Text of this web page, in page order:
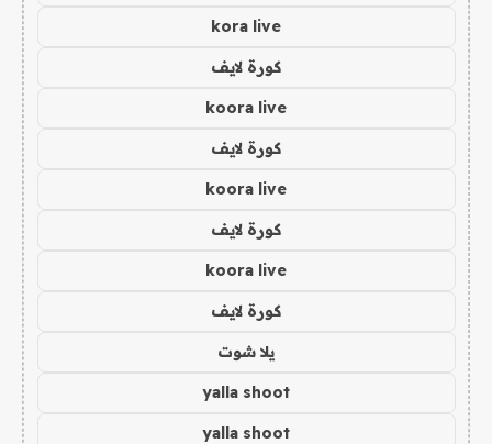
kora live
كورة لايف
koora live
كورة لايف
koora live
كورة لايف
koora live
كورة لايف
يلا شوت
yalla shoot
yalla shoot